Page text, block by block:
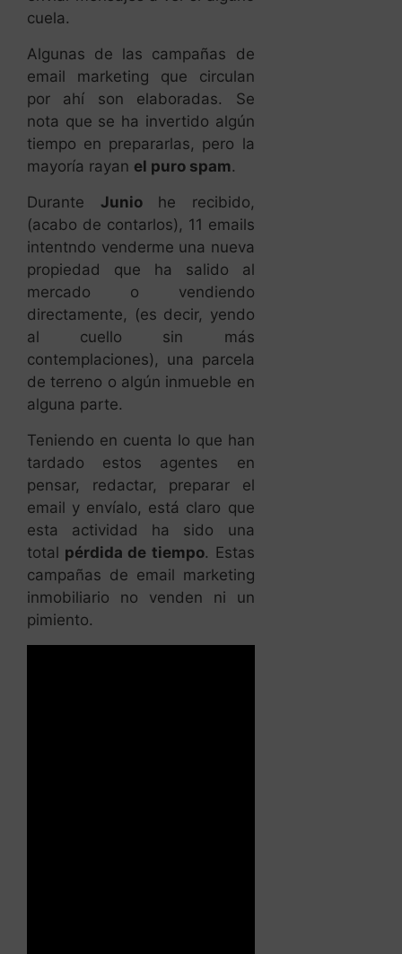
cuela.
Algunas de las campañas de
email marketing que circulan
por ahí son elaboradas. Se
nota que se ha invertido algún
tiempo en prepararlas, pero la
mayoría rayan el puro spam.
Durante Juniohe recibido,
(acabo de contarlos), 11 emails
intentndo venderme una nueva
propiedad que ha salido al
mercado o vendiendo
directamente, (es decir, yendo
al cuello sin más
contemplaciones), una parcela
de terreno o algún inmueble en
alguna parte.
Teniendo en cuenta lo que han
tardado estos agentes en
pensar, redactar, preparar el
email y envíalo, está claro que
esta actividad ha sido una
total pérdida de tiempo. Estas
campañas de email marketing
inmobiliario no venden ni un
pimiento.